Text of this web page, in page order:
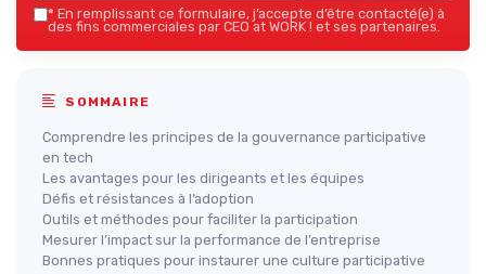
* En remplissant ce formulaire, j’accepte d’être contacté(e) à
des fins commerciales par CEO at WORK ! et ses partenaires.
SOMMAIRE
Comprendre les principes de la gouvernance participative
en tech
Les avantages pour les dirigeants et les équipes
Défis et résistances à l’adoption
Outils et méthodes pour faciliter la participation
Mesurer l’impact sur la performance de l’entreprise
Bonnes pratiques pour instaurer une culture participative